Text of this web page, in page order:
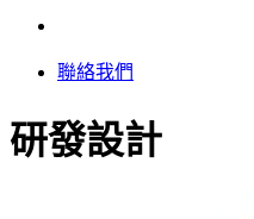
聯絡我們
研發設計